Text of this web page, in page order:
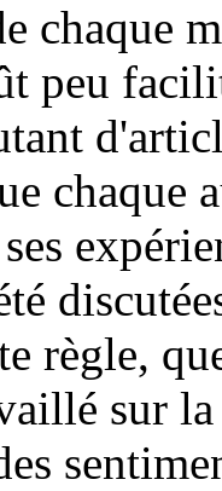
chaque
peu
chaque
règle,
sur